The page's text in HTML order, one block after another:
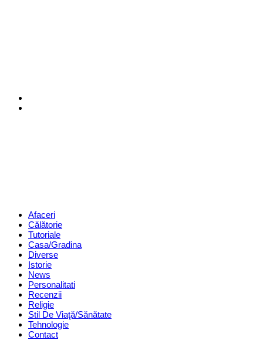
Menu Afaceri
Călătorie
Tutoriale
Casa/Gradina
Diverse
Istorie
News
Personalitati
Recenzii
Religie
Stil De Viaţă/Sănătate
Tehnologie
Contact